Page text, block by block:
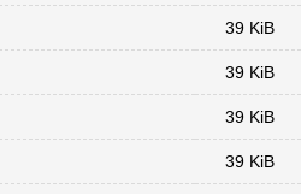
39 KiB
39 KiB
39 KiB
39 KiB